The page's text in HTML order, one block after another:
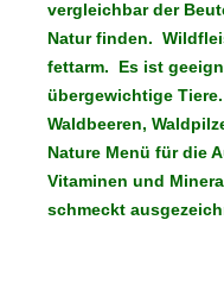
vergleichbar der
Natur finden.
fettarm. Es ist
übergewichtige
Waldbeeren,
Nature Menü für die
Vitaminen und
schmeckt